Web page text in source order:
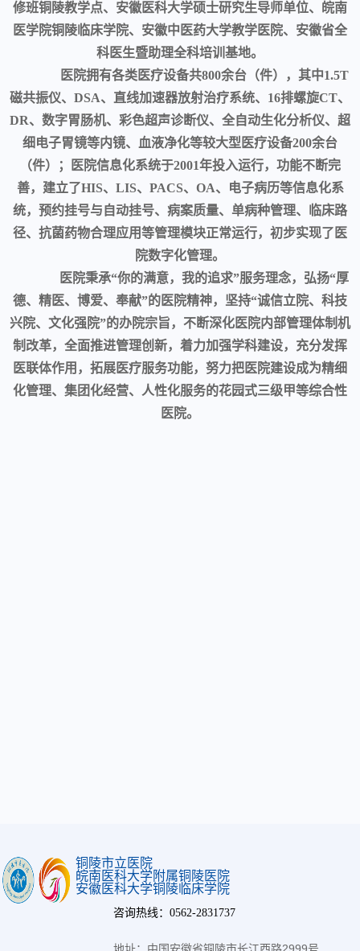
修班铜陵教学点、安徽医科大学硕士研究生导师单位、皖南
医学院铜陵临床学院、安徽中医药大学教学医院、安徽省全
科医生暨助理全科培训基地。
医院拥有各类医疗设备共800余台（件），其中1.5T
磁共振仪、DSA、直线加速器放射治疗系统、16排螺旋CT、
DR、数字胃肠机、彩色超声诊断仪、全自动生化分析仪、超
细电子胃镜等内镜、血液净化等较大型医疗设备200余台
（件）；医院信息化系统于2001年投入运行，功能不断完
善，建立了HIS、LIS、PACS、OA、电子病历等信息化系
统，预约挂号与自动挂号、病案质量、单病种管理、临床路
径、抗菌药物合理应用等管理模块正常运行，初步实现了医
院数字化管理。
医院秉承“你的满意，我的追求”服务理念，弘扬“厚
德、精医、博爱、奉献”的医院精神，坚持“诚信立院、科技
兴院、文化强院”的办院宗旨，不断深化医院内部管理体制机
制改革，全面推进管理创新，着力加强学科建设，充分发挥
医联体作用，拓展医疗服务功能，努力把医院建设成为精细
化管理、集团化经营、人性化服务的花园式三级甲等综合性
医院。
铜陵市立医院
皖南医科大学附属铜陵医院
安徽医科大学铜陵临床学院
咨询热线：0562-2831737